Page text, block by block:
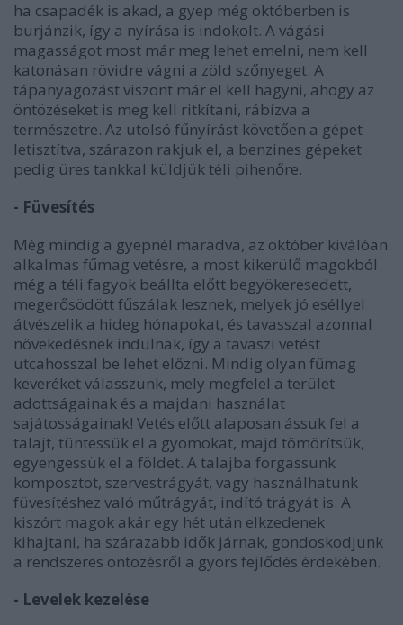
ha csapadék is akad, a gyep még októberben is
burjánzik, így a nyírása is indokolt. A vágási
magasságot most már meg lehet emelni, nem kell
katonásan rövidre vágni a zöld szőnyeget. A
tápanyagozást viszont már el kell hagyni, ahogy az
öntözéseket is meg kell ritkítani, rábízva a
természetre. Az utolsó fűnyírást követően a gépet
letisztítva, szárazon rakjuk el, a benzines gépeket
pedig üres tankkal küldjük téli pihenőre.
- Füvesítés
Még mindig a gyepnél maradva, az október kiválóan
alkalmas fűmag vetésre, a most kikerülő magokból
még a téli fagyok beállta előtt begyökeresedett,
megerősödött fűszálak lesznek, melyek jó eséllyel
átvészelik a hideg hónapokat, és tavasszal azonnal
növekedésnek indulnak, így a tavaszi vetést
utcahosszal be lehet előzni. Mindig olyan fűmag
keveréket válasszunk, mely megfelel a terület
adottságainak és a majdani használat
sajátosságainak! Vetés előtt alaposan ássuk fel a
talajt, tüntessük el a gyomokat, majd tömörítsük,
egyengessük el a földet. A talajba forgassunk
komposztot, szervestrágyát, vagy használhatunk
füvesítéshez való műtrágyát, indító trágyát is. A
kiszórt magok akár egy hét után elkzedenek
kihajtani, ha szárazabb idők járnak, gondoskodjunk
a rendszeres öntözésről a gyors fejlődés érdekében.
- Levelek kezelése